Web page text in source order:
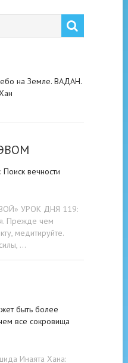
на Земле. ВАДАН.
вечности
УРОК ДНЯ 119:
Прежде чем
медитируйте.
…
быть более
все сокровища
Инаята Хана: